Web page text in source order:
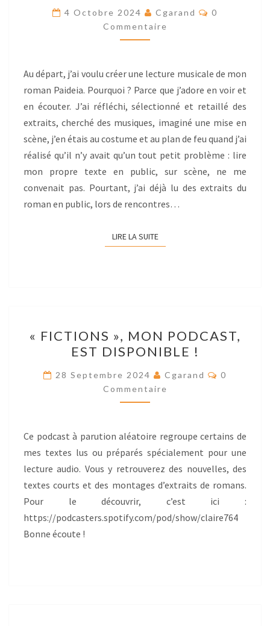
MIS
EN
ONDES
4 Octobre 2024 Cgarand Res
0
Commentaire
Au départ, j’ai voulu créer une lecture musicale de mon
roman Paideia. Pourquoi ? Parce que j’adore en voir et
en écouter. J’ai réfléchi, sélectionné et retaillé des
extraits, cherché des musiques, imaginé une mise en
scène, j’en étais au costume et au plan de feu quand j’ai
réalisé qu’il n’y avait qu’un tout petit problème : lire
mon propre texte en public, sur scène, ne me
convenait pas. Pourtant, j’ai déjà lu des extraits du
roman en public, lors de rencontres…
LIRE LA SUITELIRE LA SUITE
MON
PODCAST,
EST
DISPONIBLE
!
« FICTIONS », MON PODCAST,
EST DISPONIBLE !
28 Septembre 2024 Cgarand Res
0
Commentaire
Ce podcast à parution aléatoire regroupe certains de
mes textes lus ou préparés spécialement pour une
lecture audio. Vous y retrouverez des nouvelles, des
textes courts et des montages d’extraits de romans.
Pour le découvrir, c’est ici :
https://podcasters.spotify.com/pod/show/claire764
Bonne écoute !